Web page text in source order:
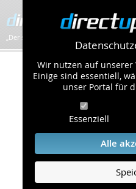
Wir nutzen auf unserer
Einige sind essentiell,
unser Portal für
Essenziell
Alle
„Der schnellste Bilder-Hoster im Web!”
Kontakt &
Um eine schnelle und
Bearbeitung Ihres
bitten wir Sie,
folgende Punkte zu
Die schnellste Hilfe